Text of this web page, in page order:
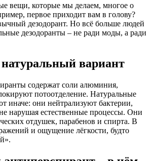
вещи, которые мы делаем, многое о
первое приходит вам в голову?
дезодорант. Но всё больше людей
дезодоранты – не ради моды, а ради
вариант
содержат соли алюминия,
потоотделение. Натуральные
иначе: они нейтрализуют бактерии,
нарушая естественные процессы. Они
отдушек, парабенов и спирта. В
и ощущение лёгкости, будто